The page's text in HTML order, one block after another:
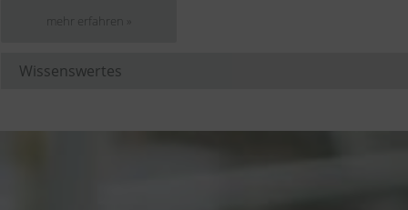
mehr erfahren »
Wissenswertes